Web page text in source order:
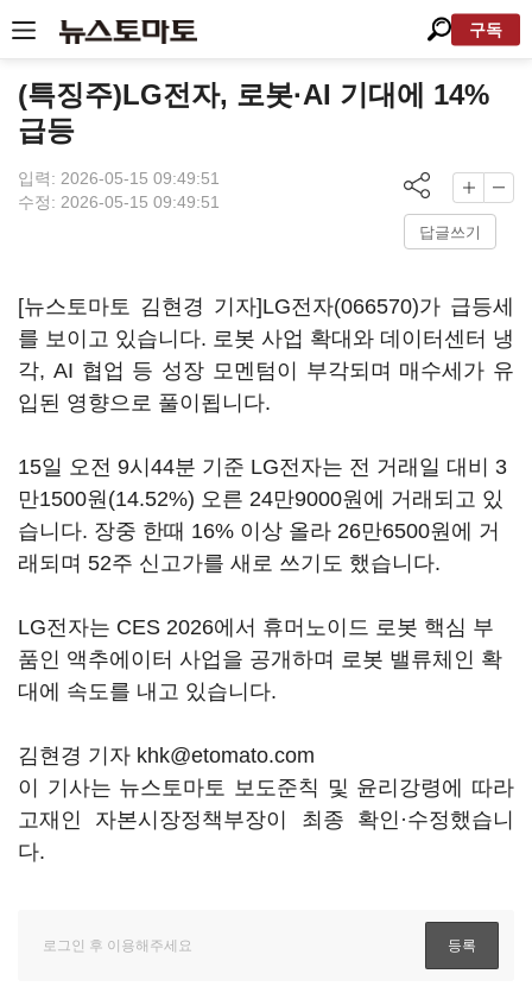
구독
(특징주)LG전자, 로봇·AI 기대에 14%
급등
입력: 2026-05-15 09:49:51
수정: 2026-05-15 09:49:51
답글쓰기
[뉴스토마토 김현경 기자]LG전자(066570)가 급등세
를 보이고 있습니다. 로봇 사업 확대와 데이터센터 냉
각, AI 협업 등 성장 모멘텀이 부각되며 매수세가 유
입된 영향으로 풀이됩니다.
15일 오전 9시44분 기준 LG전자는 전 거래일 대비 3
만1500원(14.52%) 오른 24만9000원에 거래되고 있
습니다. 장중 한때 16% 이상 올라 26만6500원에 거
래되며 52주 신고가를 새로 쓰기도 했습니다.
LG전자는 CES 2026에서 휴머노이드 로봇 핵심 부
품인 액추에이터 사업을 공개하며 로봇 밸류체인 확
대에 속도를 내고 있습니다.
김현경 기자 khk@etomato.com
이 기사는 뉴스토마토 보도준칙 및 윤리강령에 따라
고재인 자본시장정책부장이 최종 확인·수정했습니
다.